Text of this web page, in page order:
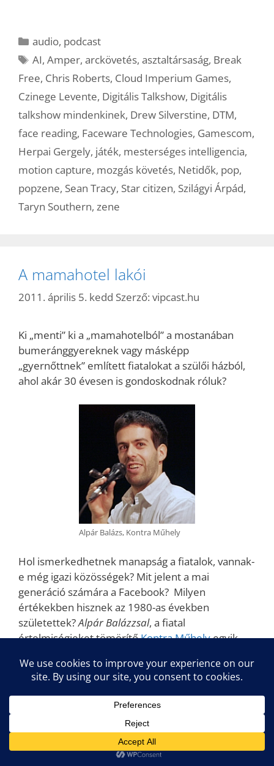
Kategória
audio, podcast
Címkék
AI,Amper,arckövetés,asztaltársaság, Break
Free, Chris Roberts, Cloud Imperium Games,
Czinege Levente, Digitális Talkshow, Digitális
talkshow mindenkinek, Drew Silverstine, DTM,
face reading, Faceware Technologies, Gamescom,
Herpai Gergely, játék, mesterséges intelligencia,
motion capture, mozgás követés, Netidők, pop,
popzene, Sean Tracy, Star citizen, Szilágyi Árpád,
Taryn Southern, zene
A mamahotel lakói
2011. április 5. kedd Szerző: vipcast.hu
Ki „menti” ki a „mamahotelból” a mostanában
bumeránggyereknek vagy másképp
„gyernőttnek” említett fiatalokat a szülői házból,
ahol akár 30 évesen is gondoskodnak róluk?
Alpár Balázs, Kontra Műhely
Hol ismerkedhetnek manapság a fiatalok, vannak-
e még igazi közösségek? Mit jelent a mai
generáció számára a Facebook? Milyen
értékekben hisznek az 1980-as években
születettek?Alpár Balázzsal, a fiatal
értelmiségieket tömörítőKontra Műhelyegyik
egyébként egyre ismertebb zenész-
zeneszerzővel többek között ezekről a
kérdésekről is beszélgettünk, no és persze a